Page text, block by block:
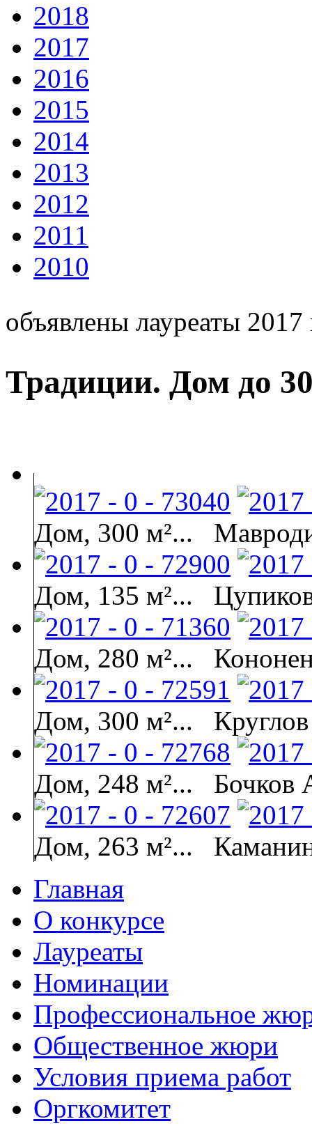
2018
2017
2016
2015
2014
2013
2012
2011
2010
объявлены лауреаты 2017
Традиции. Дом до
Дом, 300 м²...
Дом, 135 м²...
Дом, 280 м²...
Дом, 300 м²...
Дом, 248 м²... Бочков
Дом, 263 м²...
Главная
О конкурсе
Лауреаты
Номинации
Профессиональное
Общественное жюри
Условия приема работ
Оргкомитет